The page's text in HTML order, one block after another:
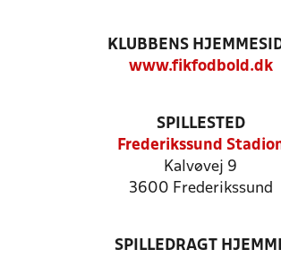
KLUBBENS
www.fikfodbold.dk
SPILLESTED
Frederikssund
Kalvøvej 9
3600 Frederikssund
SPILLEDRAGT